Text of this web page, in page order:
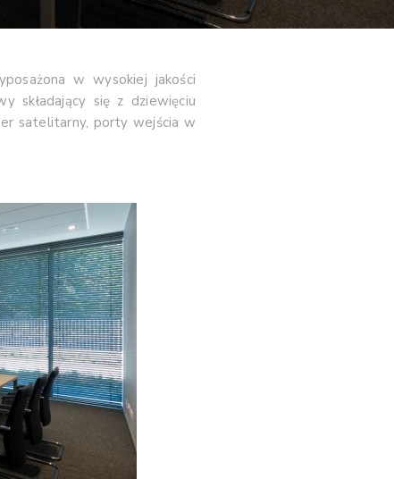
w wysokiej jakości
składający się z dziewięciu
satelitarny, porty wejścia w